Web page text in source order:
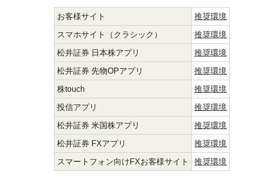
お客様サイト 推奨環境
スマホサイト（クラシック） 推奨環境
松井証券 日本株アプリ 推奨環境
松井証券 先物OPアプリ 推奨環境
株touch 推奨環境
投信アプリ 推奨環境
松井証券 米国株アプリ 推奨環境
松井証券 FXアプリ 推奨環境
スマートフォン向けFXお客様サイト 推奨環境